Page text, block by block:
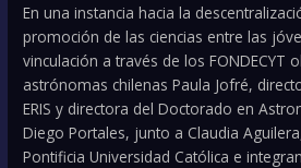
En una instancia hacia la
promoción de las ciencias entre las
vinculación a través de los FONDECYT
astrónomas chilenas Paula Jofré,
ERIS y directora del Doctorado en
Diego Portales, junto a Claudia
Pontificia Universidad Católica e